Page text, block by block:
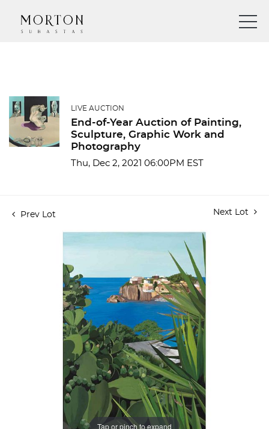
LIVE AUCTION
End-of-Year Auction of Painting,
Sculpture, Graphic Work and
Photography
Thu, Dec 2, 2021 06:00PM EST
Prev Lot Next Lot
Tap or pinch to expand